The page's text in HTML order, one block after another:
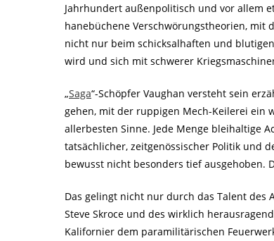
Jahrhundert außenpolitisch und vor allem
hanebüchene Verschwörungstheorien, mit
nicht nur beim schicksalhaften und
wird und sich mit schwerer
„Saga“-Schöpfer Vaughan versteht sein
gehen, mit der ruppigen Mech-Keilerei ein
allerbesten Sinne. Jede Menge bleihaltige
tatsächlicher, zeitgenössischer Politik und
bewusst nicht besonders tief ausgehoben.
Das gelingt nicht nur durch das Talent des
Steve Skroce und des wirklich
Kalifornier dem paramilitärischen